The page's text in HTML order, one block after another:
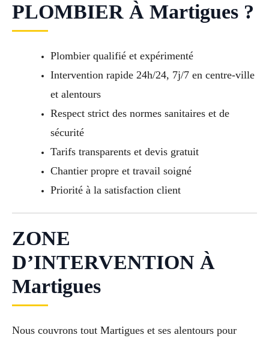
PLOMBIER À Martigues ?
Plombier qualifié et expérimenté
Intervention rapide 24h/24, 7j/7 en centre-ville
et alentours
Respect strict des normes sanitaires et de
sécurité
Tarifs transparents et devis gratuit
Chantier propre et travail soigné
Priorité à la satisfaction client
ZONE
D’INTERVENTION À
Martigues
Nous couvrons tout Martigues et ses alentours pour